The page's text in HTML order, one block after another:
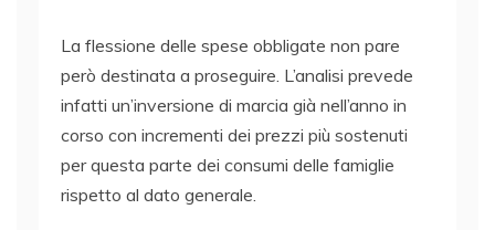
La flessione delle spese obbligate non pare
però destinata a proseguire. L’analisi prevede
infatti un’inversione di marcia già nell’anno in
corso con incrementi dei prezzi più sostenuti
per questa parte dei consumi delle famiglie
rispetto al dato generale.